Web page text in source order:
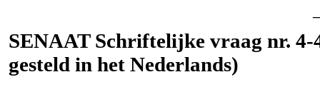
SENAAT Schriftelijke vraag nr. 4-
gesteld in het Nederlands)